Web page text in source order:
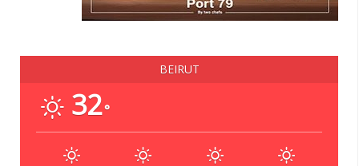
BEIRUT
32°